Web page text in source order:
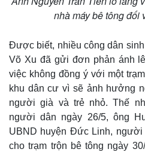
nhà máy bê tông đối
Được biết, nhiều công dân
Võ Xu đã gửi đơn phản ánh
việc không đồng ý với một
khu dân cư vì sẽ ảnh hưởng
người già và trẻ nhỏ. Thế
người dân ngày 26/5, ông
UBND huyện Đức Linh,
cho trạm trộn bê tông ngày